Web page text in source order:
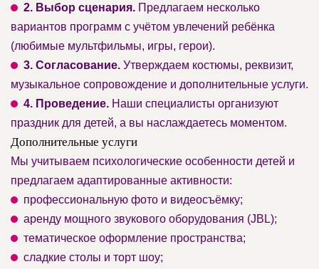
2. Выбор сценария. Предлагаем несколько
вариантов программ с учётом увлечений ребёнка
(любимые мультфильмы, игры, герои).
3. Согласование. Утверждаем костюмы, реквизит,
музыкальное сопровождение и дополнительные услуги.
4. Проведение. Наши специалисты организуют
праздник для детей, а вы наслаждаетесь моментом.
Дополнительные услуги
Мы учитываем психологические особенности детей и
предлагаем адаптированные активности:
профессиональную фото и видеосъёмку;
аренду мощного звукового оборудования (JBL);
тематическое оформление пространства;
сладкие столы и торт шоу;